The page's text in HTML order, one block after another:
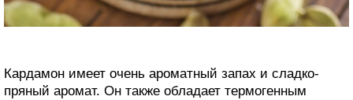
Кардамон имеет очень ароматный запах и сладко-
пряный аромат. Он также обладает термогенным